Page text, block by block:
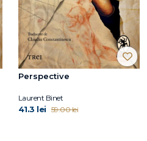
Perspective
Laurent Binet
41.3 lei 59.00 lei